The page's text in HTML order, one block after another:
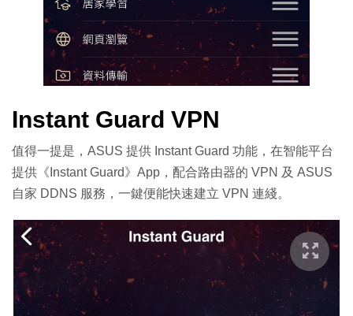
Instant Guard VPN
值得一提是，ASUS 提供 Instant Guard 功能，在智能平台
提供《Instant Guard》App，配合路由器的 VPN 及 ASUS
自家 DDNS 服務，一鍵便能快速建立 VPN 連綫。